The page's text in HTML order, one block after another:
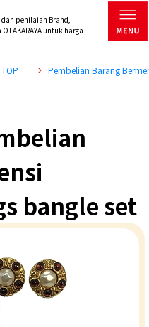
penilaian Brand,
untuk harga
Pembelian Barang
bangle set